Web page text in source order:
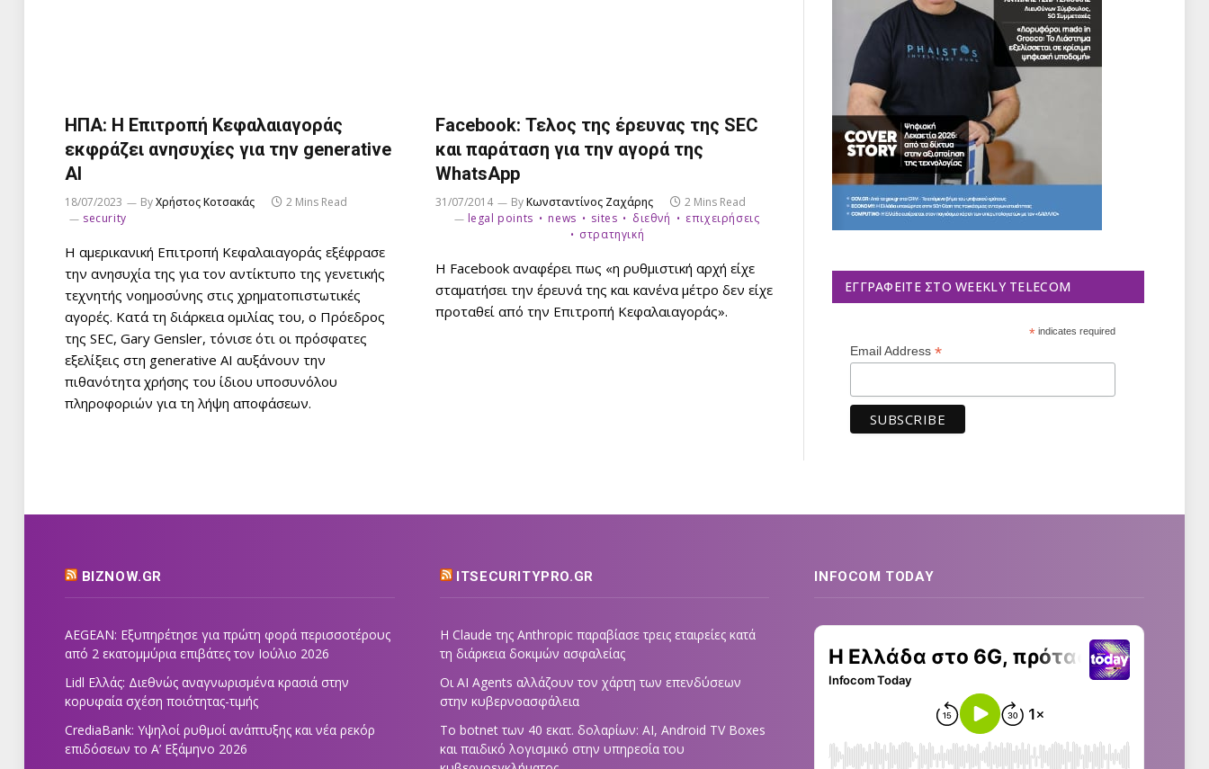
ΗΠΑ: Η Επιτροπή Κεφαλαιαγοράς
εκφράζει ανησυχίες για την generative
AI
18/07/2023 ByΧρήστος Κοτσακάς
2 Mins Read
security
Η αμερικανική Επιτροπή Κεφαλαιαγοράς εξέφρασε
την ανησυχία της για τον αντίκτυπο της γενετικής
τεχνητής νοημοσύνης στις χρηματοπιστωτικές
αγορές. Κατά τη διάρκεια ομιλίας του, ο Πρόεδρος
της SEC, Gary Gensler, τόνισε ότι οι πρόσφατες
εξελίξεις στη generative AI αυξάνουν την
πιθανότητα χρήσης του ίδιου υποσυνόλου
πληροφοριών για τη λήψη αποφάσεων.
Facebook: Τελος της έρευνας της SEC
και παράταση για την αγορά της
WhatsApp
31/07/2014 ByΚωνσταντίνος Ζαχάρης
2 Mins Read
legal points
news sites διεθνή
επιχειρήσεις
στρατηγική
Η Facebook αναφέρει πως «η ρυθμιστική αρχή είχε
σταματήσει την έρευνά της και κανένα μέτρο δεν είχε
προταθεί από την Επιτροπή Κεφαλαιαγοράς».
ΕΓΓΡΑΦΕΊΤΕ ΣΤΟ WEEKLY TELECOM
*indicates required
Email Address *
BIZNOW.GR
AEGEAN: Εξυπηρέτησε για πρώτη φορά περισσοτέρους
από 2 εκατομμύρια επιβάτες τον Ιούλιο 2026
Lidl Ελλάς: Διεθνώς αναγνωρισμένα κρασιά στην
κορυφαία σχέση ποιότητας-τιμής
CrediaBank: Υψηλοί ρυθμοί ανάπτυξης και νέα ρεκόρ
επιδόσεων το Α’ Εξάμηνο 2026
ITSECURITYPRO.GR
Η Claude της Anthropic παραβίασε τρεις εταιρείες κατά
τη διάρκεια δοκιμών ασφαλείας
Οι AI Agents αλλάζουν τον χάρτη των επενδύσεων
στην κυβερνοασφάλεια
Το botnet των 40 εκατ. δολαρίων: AI, Android TV Boxes
και παιδικό λογισμικό στην υπηρεσία του
INFOCOM TODAY